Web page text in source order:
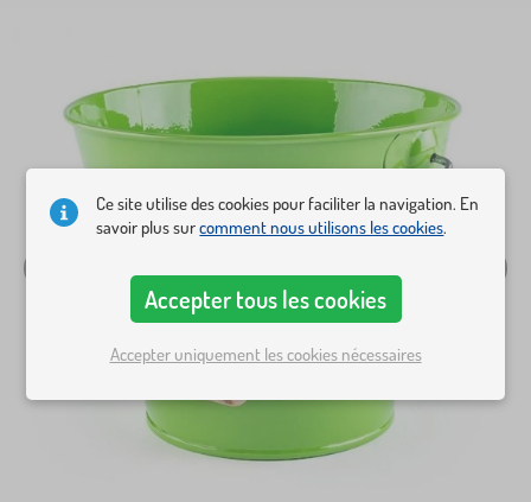
Ce site utilise des cookies pour faciliter la navigation. En
savoir plus surcomment nous utilisons les cookies.
Accepter tous les cookies
Accepter uniquement les cookies nécessaires